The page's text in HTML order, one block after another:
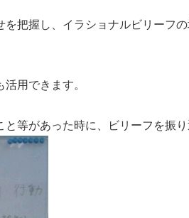
を把握し、イラショナルビリーフ
用できます。
等があった時に、ビリーフを振